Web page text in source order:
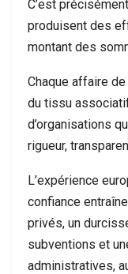
C’est
produisent des
montant des
Chaque affaire
du tissu
d’organisations
rigueur,
L’expérience
confiance
privés, un
subventions et
administratives,